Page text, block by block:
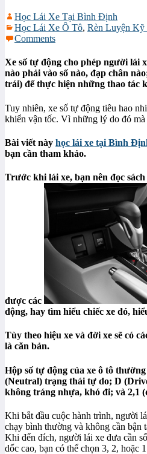
Học Lái Xe Tại Bình Định
Học Lái Xe Ô Tô, Rèn Luyện Kỹ
Comments
Xe số tự động cho phép người lái
nào phải vào số nào, đạp chân
trái) để thực hiện những thao tác
Tuy nhiên, xe số tự động tiêu hao
khiển vận tốc. Vì những lý do đó
Bài viết này học lái xe tại Bình
bạn cần tham khảo.
Trước khi lái xe, bạn nên đọc
được các
động, hay tìm hiểu chiếc xe đó,
Tùy theo hiệu xe và đời xe sẽ có
là căn bản.
Hộp số tự động của xe ô tô
(Neutral) trạng thái tự do; D
không tráng nhựa, khó đi; và 2,1
Khi bắt đầu cuộc hành trình, người
chạy bình thường và không cần bận
Khi đến đích, người lái xe đưa cần
dốc cao, bạn có thể chọn 3, 2, hoặc